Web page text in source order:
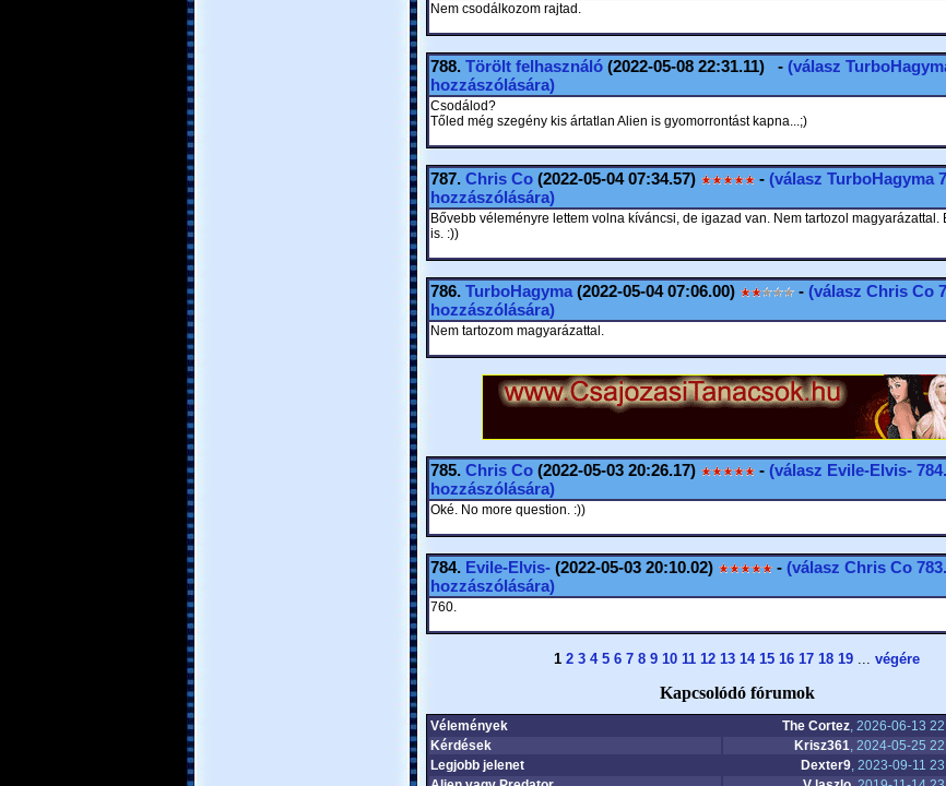
Nem csodálkozom rajtad.
788. Törölt felhasználó(2022-05-08 22:31.11) - (válasz
hozzászólására)
Csodálod?
Tőled még szegény kis ártatlan Alien is gyomorrontást kapna...;)
787. Chris Co(2022-05-04 07:34.57) - (válasz TurboHagyma
hozzászólására)
Bővebb véleményre lettem volna kíváncsi, de igazad van. Nem tartozol magyarázattal.
is. :))
786. TurboHagyma(2022-05-04 07:06.00) - (válasz Chris Co
hozzászólására)
Nem tartozom magyarázattal.
785. Chris Co(2022-05-03 20:26.17) - (válasz Evile-Elvis-784.
hozzászólására)
Oké. No more question. :))
784. Evile-Elvis-(2022-05-03 20:10.02) - (válasz Chris Co783.
hozzászólására)
760.
1 2 3 4 5 6 7 8 9 10 11 12 13 14 15 16 17 18 19 ... végére
Kapcsolódó fórumok
Vélemények The Cortez, 2026-06-13
Kérdések
Krisz361, 2024-05-25
Legjobb jelenet
Dexter9, 2023-09-11